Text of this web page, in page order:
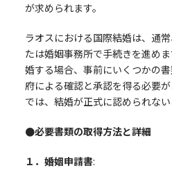
が求められます。
ラオスにおける国際結婚は、通
たは婚姻事務所で手続きを進め
婚する場合、事前にいくつかの
府による確認と承認を得る必要
では、結婚が正式に認められない
●必要書類の取得方法と詳細
１．婚姻申請書: